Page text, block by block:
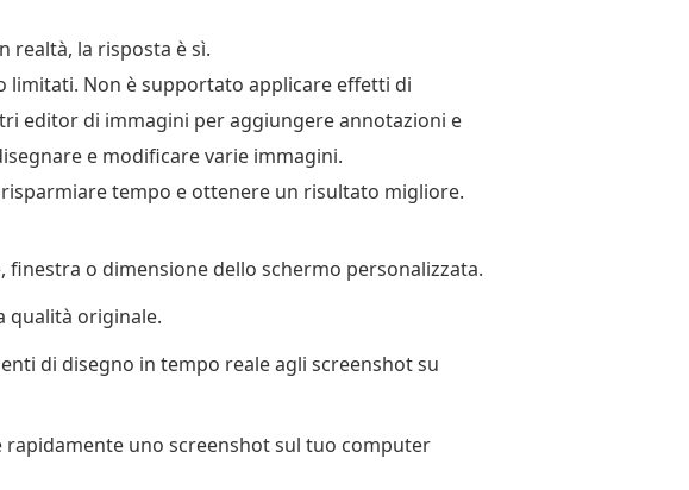
realtà, la risposta è sì.
limitati. Non è supportato applicare effetti di
editor di immagini per aggiungere annotazioni e
e modificare varie immagini.
tempo e ottenere un risultato migliore.
o dimensione dello schermo personalizzata.
qualità originale.
di disegno in tempo reale agli screenshot su
uno screenshot sul tuo computer